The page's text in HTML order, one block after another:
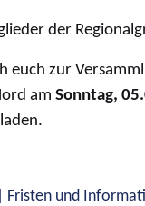
der
euch zur
am Sonntag,
Fristen und